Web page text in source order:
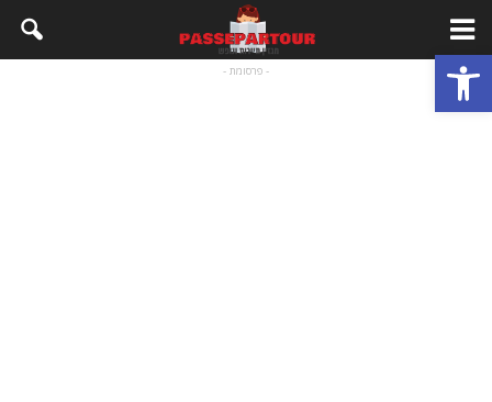
פתח סרגל נגישות - פרסומת -